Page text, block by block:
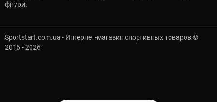
фігури.
Sportstart.com.ua - Интернет-магазин спортивных товаров ©
2016 - 2026